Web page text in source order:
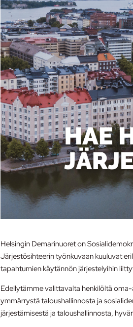
Helsingin Demarinuoret on
Järjestösihteerin työnkuvaan kuuluvat
tapahtumien käytännön järjestelyihin
Edellytämme valittavalta henkilöltä
ymmärrystä taloushallinnosta ja
järjestämisestä ja taloushallinnosta,